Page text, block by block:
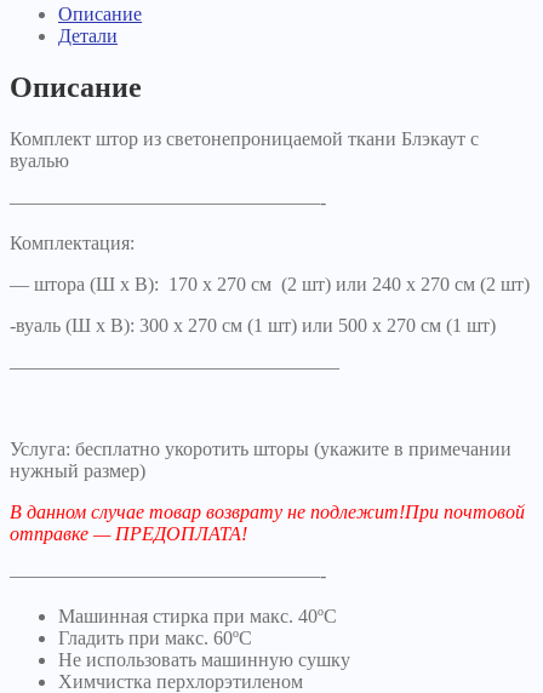
Описание
Детали
Описание
Комплект штор из светонепроницаемой ткани Блэкаут c
вуалью
————————————————-
Комплектация:
— штора (Ш х В): 170 х 270 см (2 шт) или 240 х 270 см (2 шт)
-вуаль (Ш х В): 300 х 270 см (1 шт) или 500 х 270 см (1 шт)
—————————————————
Услуга: бесплатно укоротить шторы (укажите в примечании
нужный размер)
В данном случае товар возврату не подлежит!При почтовой
отправке — ПРЕДОПЛАТА!
————————————————-
Машинная стирка при макс. 40ºC
Гладить при макс. 60ºC
Не использовать машинную сушку
Химчистка перхлорэтиленом